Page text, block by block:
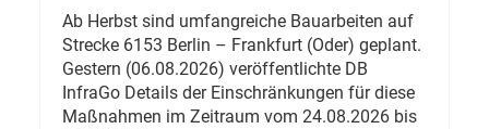
Ab Herbst sind umfangreiche Bauarbeiten auf
Strecke 6153 Berlin – Frankfurt (Oder) geplant.
Gestern (06.08.2026) veröffentlichte DB
InfraGo Details der Einschränkungen für diese
Maßnahmen im Zeitraum vom 24.08.2026 bis